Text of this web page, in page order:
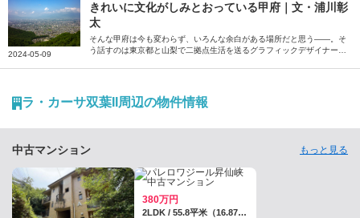
た。
2024-05-09
きれいに文化がしみとおっている甲府｜文・浦川彰
太
そんな甲府は今も変わらず、いろんな余白がある場所だと思う――。そ
う話すのは東京都と山梨で二拠点生活を送るグラフィックデザイナーの
ラ・カーサ双葉II周辺の物件情報
中古マンション もっと見る
380万円
2LDK / 55.8平米（16.87坪）（壁芯）